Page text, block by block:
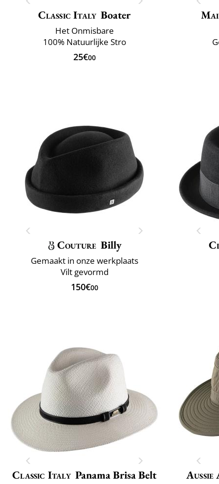
Classic Italy Boater
Het Onmisbare
100% Natuurlijke Stro
25€00
Couture Billy
Gemaakt in onze werkplaats
Vilt gevormd
150€00
Classic Italy Panama Brisa Belt